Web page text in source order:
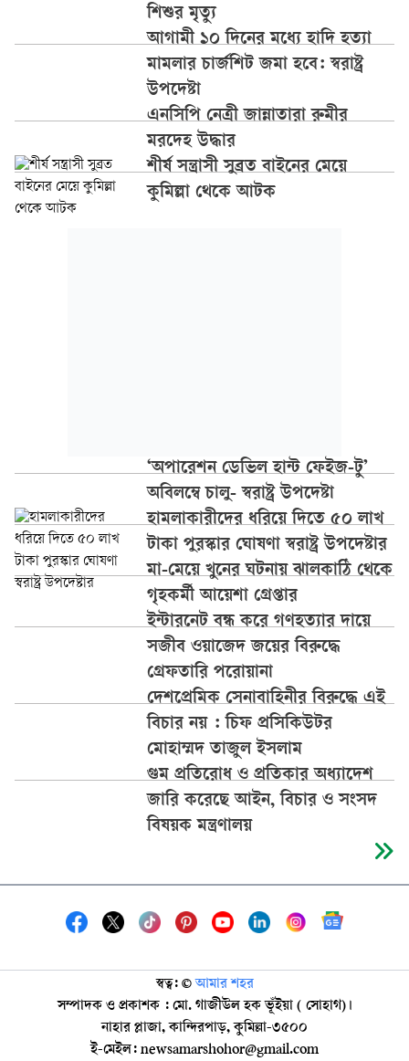
শিশুর মৃত্যু
আগামী ১০ দিনের মধ্যে হাদি হত্যা
মামলার চার্জশিট জমা হবে: স্বরাষ্ট্র
উপদেষ্টা
এনসিপি নেত্রী জান্নাতারা রুমীর
মরদেহ উদ্ধার
শীর্ষ সন্ত্রাসী সুব্রত বাইনের মেয়ে
কুমিল্লা থেকে আটক
‘অপারেশন ডেভিল হান্ট ফেইজ-টু’
অবিলম্বে চালু- স্বরাষ্ট্র উপদেষ্টা
হামলাকারীদের ধরিয়ে দিতে ৫০ লাখ
টাকা পুরস্কার ঘোষণা স্বরাষ্ট্র উপদেষ্টার
মা-মেয়ে খুনের ঘটনায় ঝালকাঠি থেকে
গৃহকর্মী আয়েশা গ্রেপ্তার
ইন্টারনেট বন্ধ করে গণহত্যার দায়ে
সজীব ওয়াজেদ জয়ের বিরুদ্ধে
গ্রেফতারি পরোয়ানা
দেশপ্রেমিক সেনাবাহিনীর বিরুদ্ধে এই
বিচার নয় : চিফ প্রসিকিউটর
মোহাম্মদ তাজুল ইসলাম
গুম প্রতিরোধ ও প্রতিকার অধ্যাদেশ
জারি করেছে আইন, বিচার ও সংসদ
বিষয়ক মন্ত্রণালয়
স্বত্ব: ©️ আমার শহর
সম্পাদক ও প্রকাশক : মো. গাজীউল হক ভূঁইয়া ( সোহাগ)।
নাহার প্লাজা, কান্দিরপাড়, কুমিল্লা-৩৫০০
ই-মেইল: newsamarshohor@gmail.com